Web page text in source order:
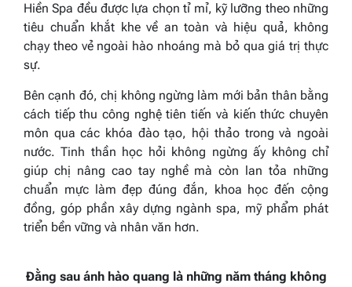
Hiền Spa đều được lựa chọn tỉ mỉ, kỹ lưỡng theo những
tiêu chuẩn khắt khe về an toàn và hiệu quả, không
chạy theo vẻ ngoài hào nhoáng mà bỏ qua giá trị thực
sự.
Bên cạnh đó, chị không ngừng làm mới bản thân bằng
cách tiếp thu công nghệ tiên tiến và kiến thức chuyên
môn qua các khóa đào tạo, hội thảo trong và ngoài
nước. Tinh thần học hỏi không ngừng ấy không chỉ
giúp chị nâng cao tay nghề mà còn lan tỏa những
chuẩn mực làm đẹp đúng đắn, khoa học đến cộng
đồng, góp phần xây dựng ngành spa, mỹ phẩm phát
triển bền vững và nhân văn hơn.
Đằng sau ánh hào quang là những năm tháng không